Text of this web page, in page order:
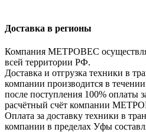
Доставка в регионы
Компания МЕТРОВЕС
всей территории РФ.
Доставка и отгрузка техники в
компании производится в
после поступления 100% оплаты
расчётный счёт компании
Оплата за доставку техники в
компании в пределах Уфы